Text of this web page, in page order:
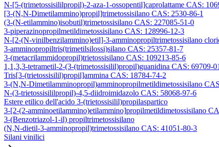
N-[5-(trimetossisililpropil)-2-aza-1-ossopentil]caprolattame CAS:
[3-(N,N-Dimetilammino)propil]trimetossisilano CAS: 2530-86-1
(3-(N-etilammino)isobutil)trimetossisilano CAS: 227085-51-0
3-piperazinopropilmetildimetossisilano CAS: 128996-12-3
N-[2-(N-vinilbenzilammino)etil]-3-amminopropiltrimetossisilano
3-amminopropiltris(trimetilsilossi)silano CAS: 25357-81-7
3-(metacrilammidopropil)trietossisilano CAS: 109213-85-6
1,1,3,3-tetrametil-2-(3-(trimetossisilil)propil)guanidina CAS: 69709-
Tris[3-(trietossisilil)propil]ammina CAS: 18784-74-2
3-(N,N-Dimetilamminopropil)amminopropilmetildimetossisilano
N-(3-trietossisililpropil)-4,5-diidroimidazolo CAS: 58068-97-6
Estere etilico dell'acido 3-(trietossisilil)propilaspartico
3-[2-(2-amminoetilammino)etilammino]propilmetildimetossisilano
3-(Benzotriazol-1-il) propiltrimetossisilano
(N,N-dietil-3-amminopropil)trimetossisilano CAS: 41051-80-3
Silani vinilici